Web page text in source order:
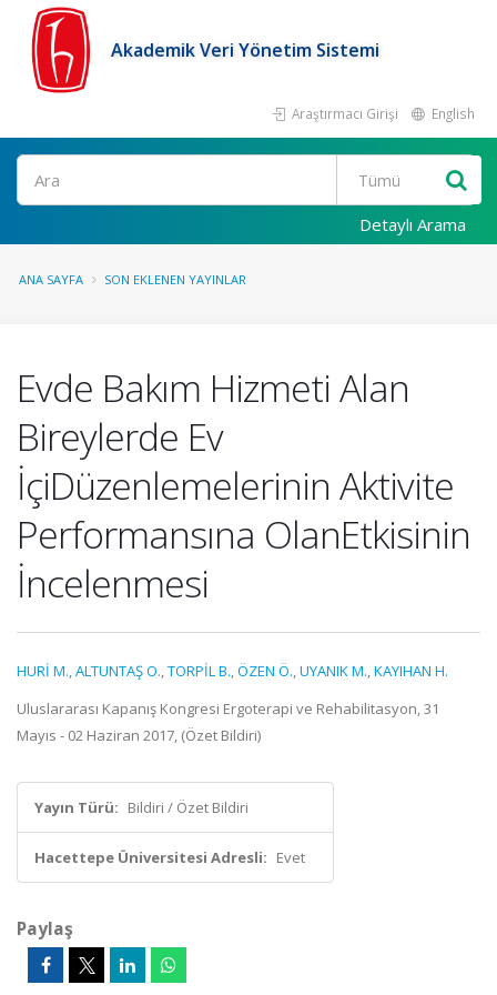
Akademik Veri Yönetim Sistemi
Araştırmacı Girişi English
Ara
Detaylı Arama
ANA SAYFA SON EKLENEN YAYINLAR
Evde Bakım Hizmeti Alan
Bireylerde Ev
İçiDüzenlemelerinin Aktivite
Performansına OlanEtkisinin
İncelenmesi
HURİ M.,ALTUNTAŞ O.,TORPİL B.,ÖZEN Ö.,UYANIK M.,KAYIHAN H.
Uluslararası Kapanış Kongresi Ergoterapi ve Rehabilitasyon, 31
Mayıs - 02 Haziran 2017, (Özet Bildiri)
Yayın Türü: Bildiri / Özet Bildiri
Hacettepe Üniversitesi Adresli: Evet
Paylaş